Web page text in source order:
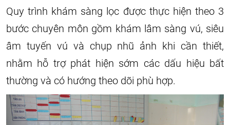
Quy trình khám sàng lọc được thực hiện theo 3
bước chuyên môn gồm khám lâm sàng vú, siêu
âm tuyến vú và chụp nhũ ảnh khi cần thiết,
nhằm hỗ trợ phát hiện sớm các dấu hiệu bất
thường và có hướng theo dõi phù hợp.